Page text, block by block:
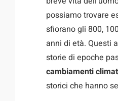
possiamo trovare
sfiorano gli 800,
anni di età. Questi
storie di epoche
cambiamenti
storici che hanno